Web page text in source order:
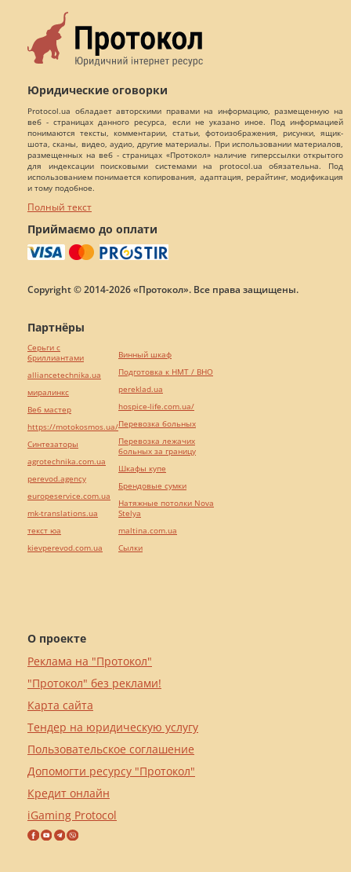
Юридические оговорки
Protocol.ua обладает авторскими правами на информацию, размещенную на
веб - страницах данного ресурса, если не указано иное. Под информацией
понимаются тексты, комментарии, статьи, фотоизображения, рисунки, ящик-
шота, сканы, видео, аудио, другие материалы. При использовании материалов,
размещенных на веб - страницах «Протокол» наличие гиперссылки открытого
для индексации поисковыми системами на protocol.ua обязательна. Под
использованием понимается копирования, адаптация, рерайтинг, модификация
и тому подобное.
Полный текст
Приймаємо до оплати
Copyright © 2014-2026 «Протокол». Все права защищены.
О проекте
Реклама на "Протокол"
"Протокол" без реклами!
Карта сайта
Тендер на юридическую услугу
Пользовательское соглашение
Допомогти ресурсу "Протокол"
Кредит онлайн
iGaming Protocol
Партнёры
Серьги с
бриллиантами
alliancetechnika.ua
миралинкс
Веб мастер
https://motokosmos.ua/
Синтезаторы
agrotechnika.com.ua
perevod.agency
europeservice.com.ua
mk-translations.ua
текст юа
kievperevod.com.ua
Винный шкаф
Подготовка к НМТ / ВНО
pereklad.ua
hospice-life.com.ua/
Перевозка больных
Перевозка лежачих
больных за границу
Шкафы купе
Брендовые сумки
Натяжные потолки Nova
Stelya
maltina.com.ua
Cылки